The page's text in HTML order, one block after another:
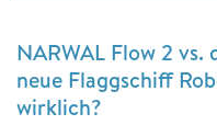
NARWAL Flow 2 vs.
neue Flaggschiff
wirklich?